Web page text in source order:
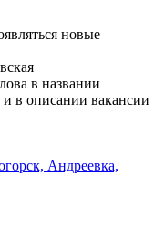
новые
в названии
в описании вакансии
Андреевка,